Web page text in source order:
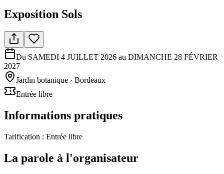
Exposition Sols
Du SAMEDI 4 JUILLET 2026 au DIMANCHE 28 FÉVRIER
2027
Jardin botanique · Bordeaux
Entrée libre
Informations pratiques
Tarification : Entrée libre
La parole à l'organisateur